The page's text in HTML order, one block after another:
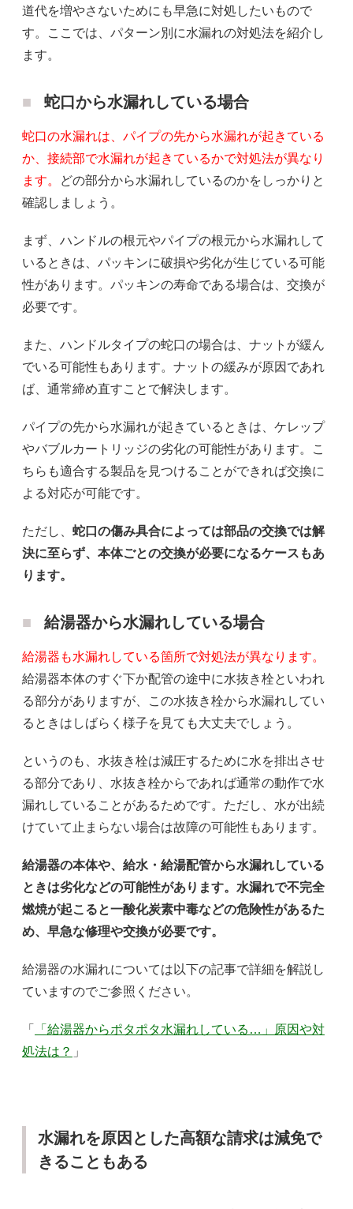
道代を増やさないためにも早急に対処したいもので
す。ここでは、パターン別に水漏れの対処法を紹介し
ます。
蛇口から水漏れしている場合
蛇口の水漏れは、パイプの先から水漏れが起きている
か、接続部で水漏れが起きているかで対処法が異なり
ます。
どの部分から水漏れしているのかをしっかりと
確認しましょう。
まず、ハンドルの根元やパイプの根元から水漏れして
いるときは、パッキンに破損や劣化が生じている可能
性があります。パッキンの寿命である場合は、交換が
必要です。
また、ハンドルタイプの蛇口の場合は、ナットが緩ん
でいる可能性もあります。ナットの緩みが原因であれ
ば、通常締め直すことで解決します。
パイプの先から水漏れが起きているときは、ケレップ
やバブルカートリッジの劣化の可能性があります。こ
ちらも適合する製品を見つけることができれば交換に
よる対応が可能です。
ただし、 蛇口の傷み具合によっては部品の交換では解
決に至らず、本体ごとの交換が必要になるケースもあ
ります。
給湯器から水漏れしている場合
給湯器も水漏れしている箇所で対処法が異なります。
給湯器本体のすぐ下か配管の途中に水抜き栓といわれ
る部分がありますが、この水抜き栓から水漏れしてい
るときはしばらく様子を見ても大丈夫でしょう。
というのも、水抜き栓は減圧するために水を排出させ
る部分であり、水抜き栓からであれば通常の動作で水
漏れしていることがあるためです。ただし、水が出続
けていて止まらない場合は故障の可能性もあります。
給湯器の本体や、給水・給湯配管から水漏れしている
ときは劣化などの可能性があります。水漏れで不完全
燃焼が起こると一酸化炭素中毒などの危険性があるた
め、早急な修理や交換が必要です。
給湯器の水漏れについては以下の記事で詳細を解説し
ていますのでご参照ください。
「
「給湯器からポタポタ水漏れしている…」原因や対
処法は？ 」
水漏れを原因とした高額な請求は減免で
きることもある